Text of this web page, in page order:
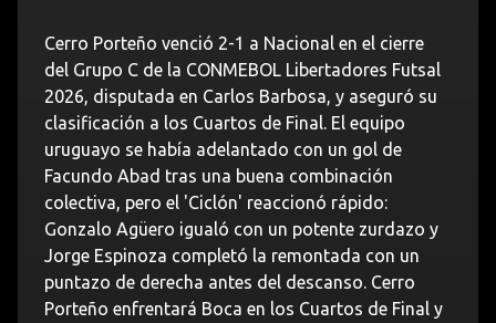
Cerro Porteño venció 2-1 a Nacional en el cierre
del Grupo C de la CONMEBOL Libertadores Futsal
2026, disputada en Carlos Barbosa, y aseguró su
clasificación a los Cuartos de Final. El equipo
uruguayo se había adelantado con un gol de
Facundo Abad tras una buena combinación
colectiva, pero el 'Ciclón' reaccionó rápido:
Gonzalo Agüero igualó con un potente zurdazo y
Jorge Espinoza completó la remontada con un
puntazo de derecha antes del descanso. Cerro
Porteño enfrentará Boca en los Cuartos de Final y